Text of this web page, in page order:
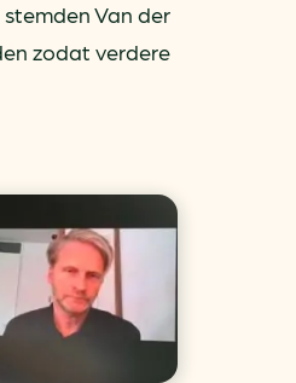
Van der
zodat verdere